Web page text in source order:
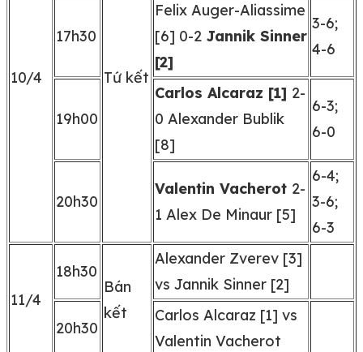
10/4 Tứ kết
17h30
Felix Auger-Aliassime
[6] 0-2 Jannik Sinner
[2]
3-6;
4-6
19h00
Carlos Alcaraz [1] 2-
0 Alexander Bublik
[8]
6-3;
6-0
20h30
Valentin Vacherot 2-
1 Alex De Minaur [5]
6-4;
3-6;
6-3
11/4
18h30
Bán
kết
Alexander Zverev [3]
vs Jannik Sinner [2]
20h30
Carlos Alcaraz [1] vs
Valentin Vacherot